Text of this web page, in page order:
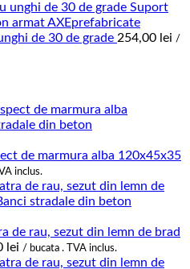
de 30 de grade 254,00 lei /
de marmura alba 120x45x35
inclus.
de rau, sezut din lemn de brad
lei / bucata . TVA inclus.